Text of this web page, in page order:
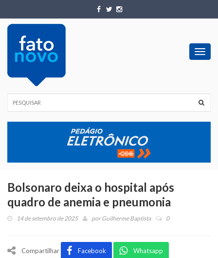
Bolsonaro deixa o hospital após
quadro de anemia e pneumonia
14 de setembro de 2025 porGuilherme Baptista 0
Compartilhar Facebook Whatsapp